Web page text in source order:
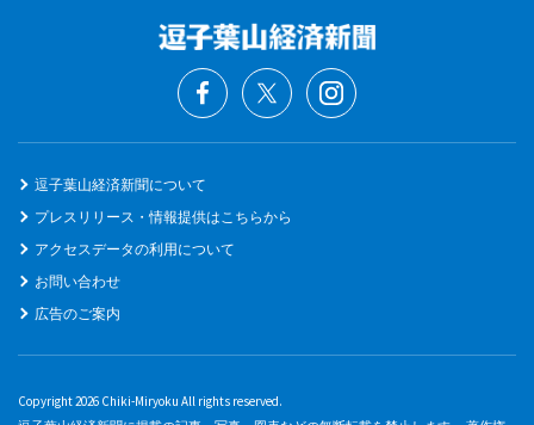
逗子葉山経済新聞について
プレスリリース・情報提供はこちらから
アクセスデータの利用について
お問い合わせ
広告のご案内
Copyright 2026 Chiki-Miryoku All rights reserved.